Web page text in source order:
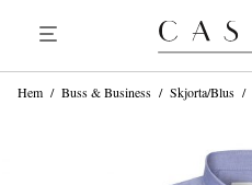
Hem / Buss & Business / Skjorta/Blus /